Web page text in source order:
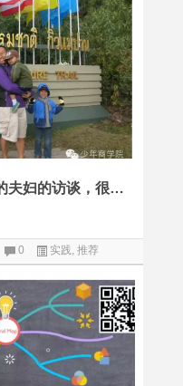
这对带孩子环球旅行的夫妇的访谈，很多家长朋友都看哭了
0 实践, 推荐